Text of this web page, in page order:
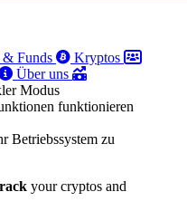
Funds
Kryptos
Über uns
Modus
funktionieren
Betriebssystem zu
your cryptos and